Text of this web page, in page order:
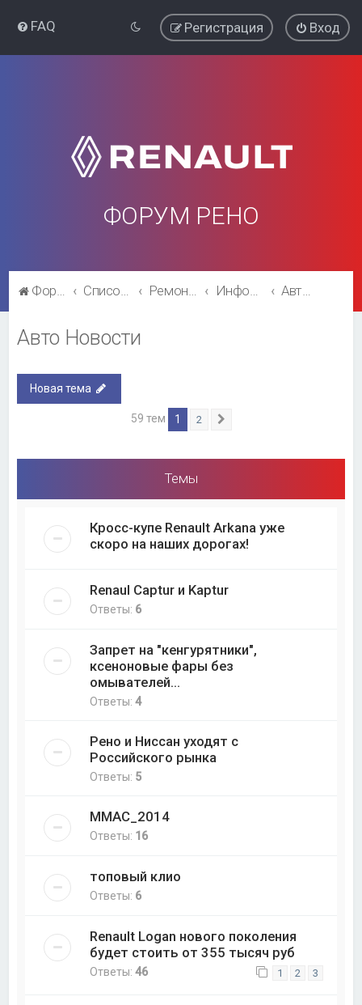
FAQ Вход
Регистрация
ФОРУМ РЕНО
Форум Рено Список форумов Ремонт и эксплуатация Информация Авто Новости
Авто Новости
Новая тема
59 тем 1 2
Темы
Кросс-купе Renault Arkana уже
скоро на наших дорогах!
Renaul Captur и Kaptur
Ответы: 6
Запрет на "кенгурятники",
ксеноновые фары без
омывателей...
Ответы:4
Рено и Ниссан уходят с
Российского рынка
Ответы: 5
ММАС_2014
Ответы: 16
топовый клио
Ответы: 6
Renault Logan нового поколения
будет стоить от 355 тысяч руб
Ответы:46 1 2 3